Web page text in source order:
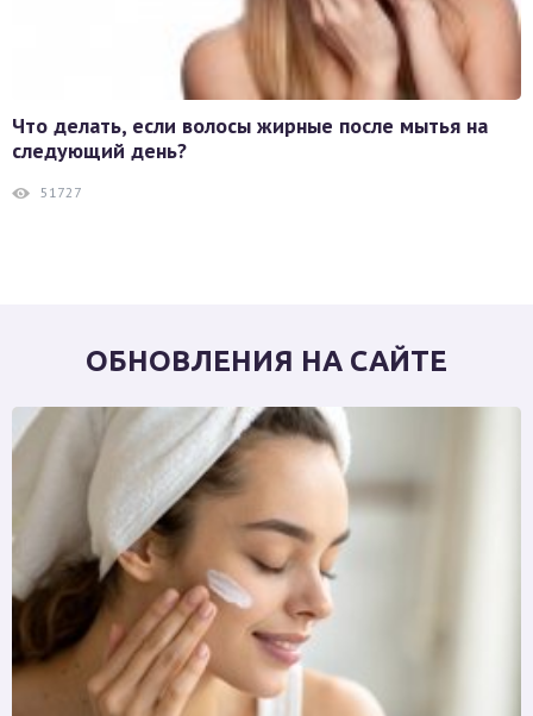
Что делать, если волосы жирные после мытья на
следующий день?
51727
ОБНОВЛЕНИЯ НА САЙТЕ